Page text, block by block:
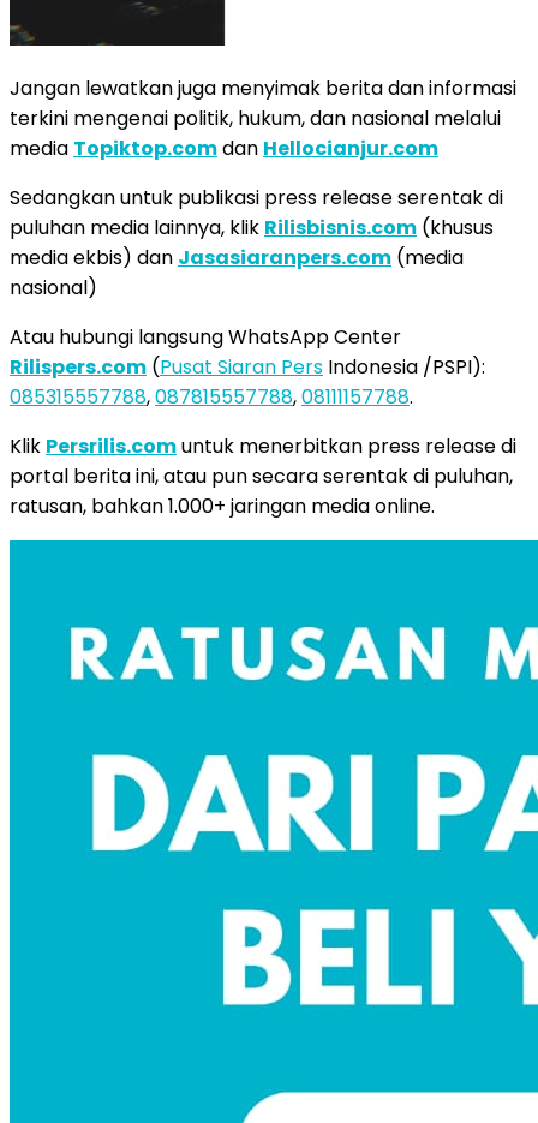
Jangan lewatkan juga menyimak berita dan informasi
terkini mengenai politik, hukum, dan nasional melalui
media Topiktop.comdan Hellocianjur.com
Sedangkan untuk publikasi press release serentak di
puluhan media lainnya, klik Rilisbisnis.com (khusus
media ekbis) dan Jasasiaranpers.com (media
nasional)
Atau hubungi langsung WhatsApp Center
Rilispers.com (Pusat Siaran Pers Indonesia /PSPI):
085315557788,087815557788,08111157788.
Klik Persrilis.comuntuk menerbitkan press release di
portal berita ini, atau pun secara serentak di puluhan,
ratusan, bahkan 1.000+ jaringan media online.